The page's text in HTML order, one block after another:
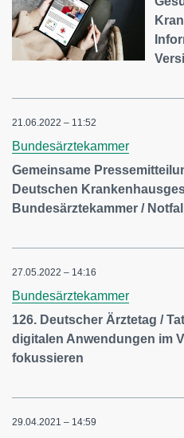
21.06.2022 – 11:52
Bundesärztekammer
Gemeinsame
Deutschen
Bundesärztekammer /
27.05.2022 – 14:16
Bundesärztekammer
126. Deutscher Ärztetag /
digitalen Anwendungen im
fokussieren
29.04.2021 – 14:59